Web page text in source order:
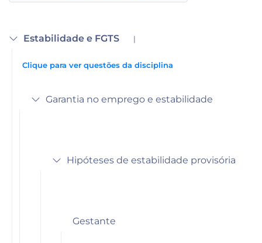
Estabilidade e FGTS |
Clique para ver questões da disciplina
Garantia no emprego e estabilidade
Hipóteses de estabilidade provisória
Gestante